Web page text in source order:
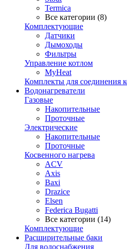
Termica
Все категории (8)
Комплектующие
Датчики
Дымоходы
Фильтры
Управление котлом
MyHeat
Комплекты для соединения
Водонагреватели
Газовые
Накопительные
Проточные
Электрические
Накопительные
Проточные
Косвенного нагрева
ACV
Axis
Baxi
Drazice
Elsen
Federica Bugatti
Все категории (14)
Комплектующие
Расширительные баки
Для водоснабжения